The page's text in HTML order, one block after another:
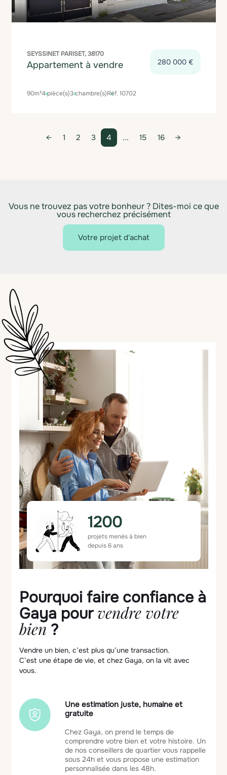
SEYSSINET PARISET, 38170
Appartement à vendre 280 000 €
90m²4 pièce(s)3 chambre(s)Réf. 10702
1 2 3 4 ... 15 16
Vous ne trouvez pas votre bonheur ? Dites-moi ce que
vous recherchez précisément
Votre projet d'achat
1200
projets menés à bien
depuis 6 ans
Pourquoi faire confiance à
Gaya pour vendre votre
bien ?
Vendre un bien, c’est plus qu’une transaction.
C’est une étape de vie, et chez Gaya, on la vit avec
vous.
Une estimation juste, humaine et
gratuite
Chez Gaya, on prend le temps de
comprendre votre bien et votre histoire. Un
de nos conseillers de quartier vous rappelle
sous 24h et vous propose une estimation
personnalisée dans les 48h.